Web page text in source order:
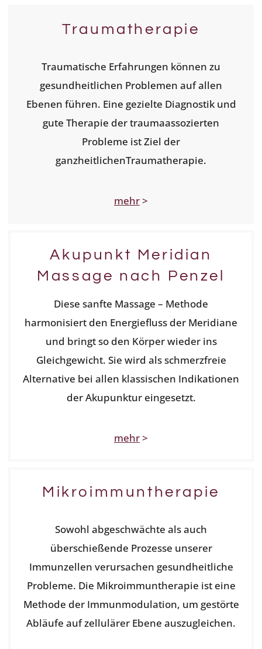
Traumatherapie
Traumatische Erfahrungen können zu
gesundheitlichen Problemen auf allen
Ebenen führen. Eine gezielte Diagnostik und
gute Therapie der traumaassozierten
Probleme ist Ziel der
ganzheitlichenTraumatherapie.
mehr>
Akupunkt Meridian
Massage nach Penzel
Diese sanfte Massage – Methode
harmonisiert den Energiefluss der Meridiane
und bringt so den Körper wieder ins
Gleichgewicht. Sie wird als schmerzfreie
Alternative bei allen klassischen Indikationen
der Akupunktur eingesetzt.
mehr>
Mikroimmuntherapie
Sowohl abgeschwächte als auch
überschießende Prozesse unserer
Immunzellen verursachen gesundheitliche
Probleme. Die Mikroimmuntherapie ist eine
Methode der Immunmodulation, um gestörte
Abläufe auf zellulärer Ebene auszugleichen.